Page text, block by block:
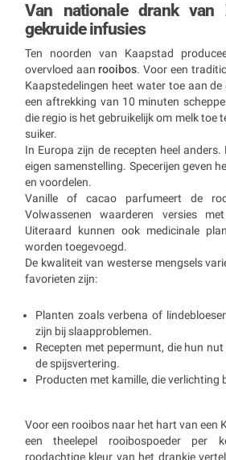
Van nationale drank van
gekruide infusies
Ten noorden van Kaapstad
overvloed aanrooibos. Voor een
Kaapstedelingen heet water toe aan de
een aftrekking van 10 minuten
die regio is het gebruikelijk om melk toe
suiker.
In Europa zijn de recepten heel anders.
eigen samenstelling. Specerijen geven
en voordelen.
Vanille of cacao parfumeert de
Volwassenen waarderen versies
Uiteraard kunnen ook medicinale
worden toegevoegd.
De kwaliteit van westerse mengsels
favorieten zijn:
Planten zoals verbena of
zijn bij slaapproblemen.
Recepten met pepermunt, die hun
de spijsvertering.
Producten met kamille, die verlichting
Voor een rooibos naar het hart van een
een theelepel rooibospoeder per
roodachtige kleur van het drankje